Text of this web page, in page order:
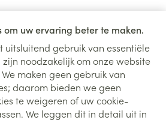
om uw ervaring beter te maken.
uitsluitend gebruik van essentiële
zijn noodzakelijk om onze website
maken geen gebruik van
daarom bieden we geen
te weigeren of uw cookie-
We leggen dit in detail uit in